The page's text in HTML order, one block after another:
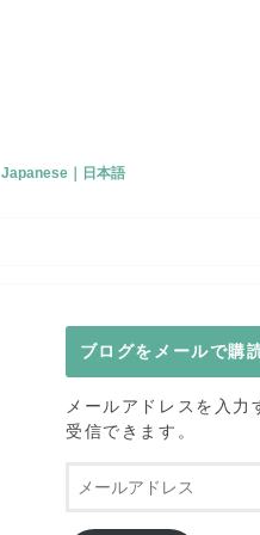
Japanese｜日本語
ブログをメールで購
メールアドレスを入力
受信できます。
ー